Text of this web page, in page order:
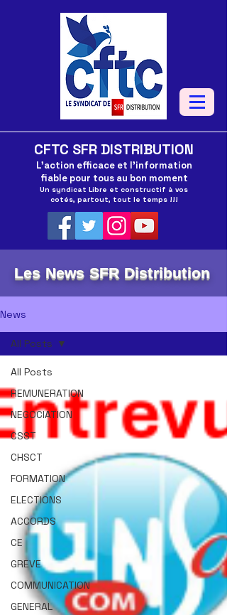
CFTC SFR DISTRIBUTION
L'action efficace et l'information
fiable pour tous au bon moment
Un syndicat Libre et constructif à vos
cotés, partout, tout le temps !!!
Les News SFR Distribution
News
All Posts
REMUNERATION
NEGOCIATION
CSST
CHSCT
FORMATION
ELECTIONS
ACCORDS
CE
GREVE
COMMUNICATION
GENERAL
All Posts